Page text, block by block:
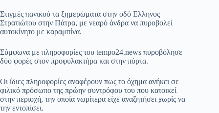
Στιγμές πανικού τα ξημερώματα στην οδό Ελληνος
Στρατιώτου στην Πάτρα, με νεαρό άνδρα να πυροβολεί
αυτοκίνητο με καραμπίνα.
Σύμφωνα με πληροφορίες του tempo24.news πυροβόλησε
δύο φορές στον προφυλακτήρα και στην πόρτα.
Οι ίδιες πληροφορίες αναφέρουν πως το όχημα ανήκει σε
φιλικό πρόσωπο της πρώην συντρόφου του που κατοικεί
στην περιοχή, την οποία νωρίτερα είχε αναζητήσει χωρίς να
την εντοπίσει.